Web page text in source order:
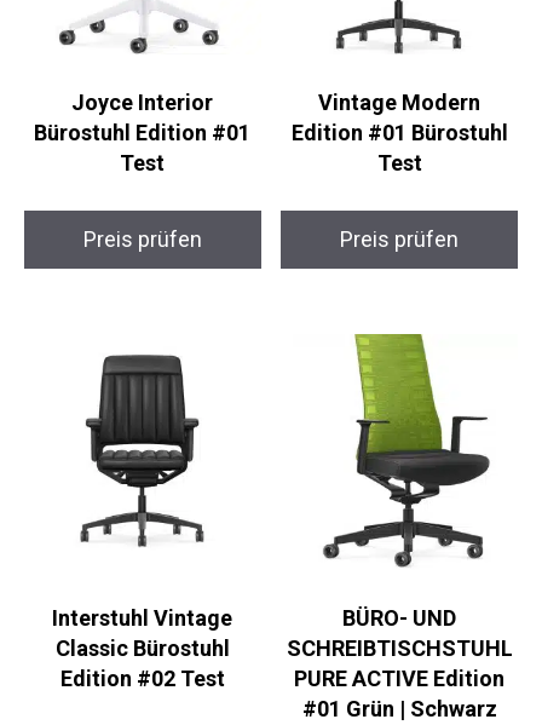
Joyce Interior
Bürostuhl Edition #01
Test
Preis prüfen
Vintage Modern
Edition #01 Bürostuhl
Test
Preis prüfen
Interstuhl Vintage
Classic Bürostuhl
Edition #02 Test
BÜRO- UND
SCHREIBTISCHSTUHL
PURE ACTIVE Edition
#01 Grün | Schwarz